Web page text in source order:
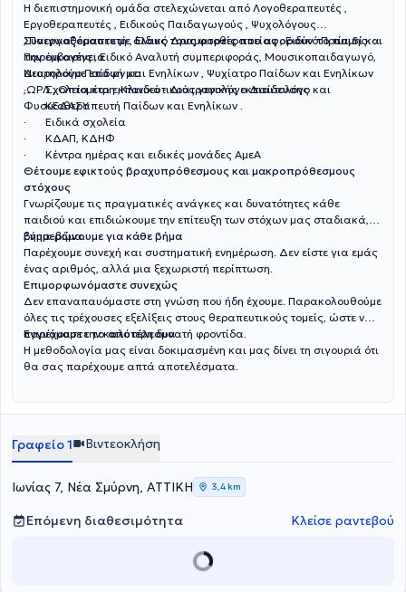
Η διεπιστημονική ομάδα στελεχώνεται από Λογοθεραπευτές ,
Εργοθεραπευτές , Ειδικούς Παιδαγωγούς , Ψυχολόγους
, Παιγνιοθεραπευτή , Ειδικό Δραματοθεραπείας , Ειδικό Πρώιμης
Παρέμβασης , Ειδικό Αναλυτή συμπεριφοράς, Μουσικοπαιδαγωγό,
Νευρολόγο Παίδων και Ενηλίκων , Ψυχίατρο Παίδων και Ενηλίκων
,ΩΡΛ , Οπτομέτρη ,Κλινικό - Διατροφολόγο Διαιτολόγο και
Φυσικοθεραπευτή Παίδων και Ενηλίκων .
Συνεργαζόμαστε με όλους τους φορείς που αφορούν το παιδί και
την οικογένεια
Διατηρούμε επαφή με:
· Σχολεία και εκπαιδευτικούς γενικής εκπαίδευσης
· ΚΕΔΑΣΥ
· Ειδικά σχολεία
· ΚΔΑΠ, ΚΔΗΦ
· Κέντρα ημέρας και ειδικές μονάδες ΑμεΑ
Θέτουμε εφικτούς βραχυπρόθεσμους και μακροπρόθεσμους
στόχους
Γνωρίζουμε τις πραγματικές ανάγκες και δυνατότητες κάθε
παιδιού και επιδιώκουμε την επίτευξη των στόχων μας σταδιακά,
βήμα-βήμα.
Ενημερώνουμε για κάθε βήμα
Παρέχουμε συνεχή και συστηματική ενημέρωση. Δεν είστε για εμάς
ένας αριθμός, αλλά μια ξεχωριστή περίπτωση.
Επιμορφωνόμαστε συνεχώς
Δεν επαναπαυόμαστε στη γνώση που ήδη έχουμε. Παρακολουθούμε
όλες τις τρέχουσες εξελίξεις στους θεραπευτικούς τομείς, ώστε να
παρέχουμε την καλύτερη δυνατή φροντίδα.
Εγγυόμαστε το αποτέλεσμα
Η μεθοδολογία μας είναι δοκιμασμένη και μας δίνει τη σιγουριά ότι
θα σας παρέχουμε απτά αποτελέσματα.
Γραφείο 1 Βιντεοκλήση
Ιωνίας 7, Νέα Σμύρνη, ΑΤΤΙΚΗ 3,4 km
Επόμενη διαθεσιμότητα Κλείσε ραντεβού